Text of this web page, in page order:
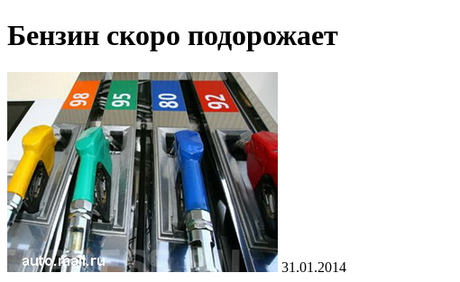
Бензин скоро подорожает
31.01.2014